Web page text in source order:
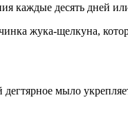
каждые десять дней
жука-щелкуна,
мыло